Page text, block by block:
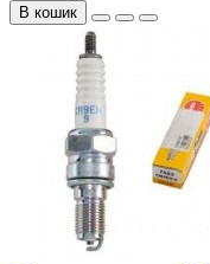
В кошик